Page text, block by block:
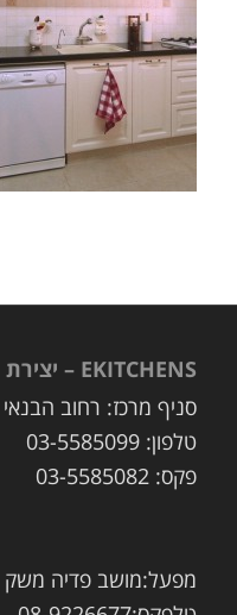
EKITCHENS – יצירת קשר
סניף מרכז: רחוב הבנאי 3, איזור התעשיה, חולון
טלפון: 03-5585099
פקס: 03-5585082
מפעל:מושב פדיה משק 53